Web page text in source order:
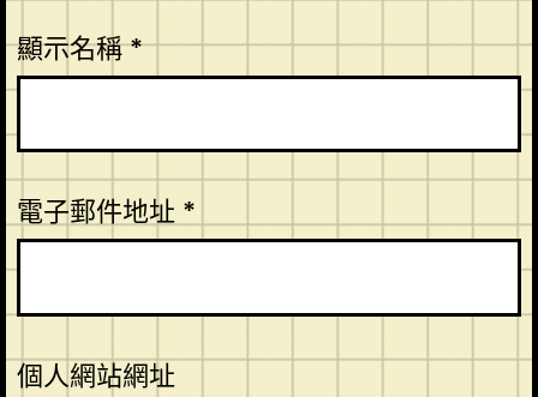
顯示名稱*
電子郵件地址 *
個人網站網址